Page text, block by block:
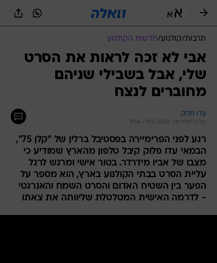
תרבות/קולנוע/חדשות הקולנוע
אבי לא זכה לראות את הסרט
שלי, אבל בשבילי שניהם
מחוברים לנצח
עדו פלוק
עודכן לאחרונה: 18.6.2026 / 9:56
רגע לפני הפרימיירה בפסטיבל ברלין של "קלן 75",
הבמאי עדו פלוק קיבל טלפון מהארץ שמודיע כי
מצבו של אביו מידרדר. בטור אישי ומרגש לרגל
עליית הסרט בבתי הקולנוע בארץ, הוא מספר על
הפער בין השטיח האדום והסרט השמח והאנרגטי
- לדרמה האישית המטלטלת שליוותה את צאתו